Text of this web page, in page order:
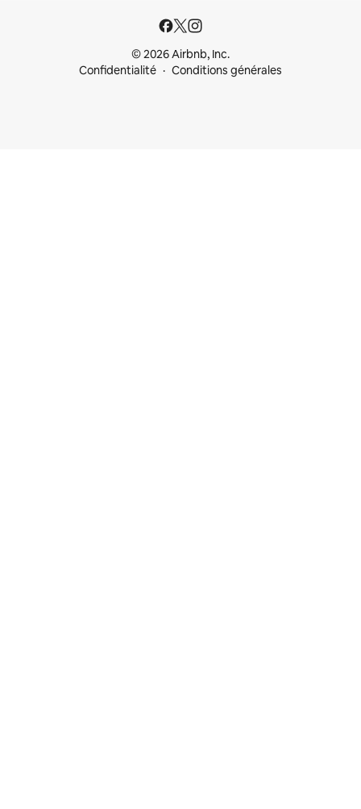
© 2026 Airbnb, Inc.
Confidentialité
Conditions générales